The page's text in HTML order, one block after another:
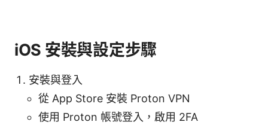
iOS 安裝與設定步驟
安裝與登入
從 App Store 安裝 Proton VPN
使用 Proton 帳號登入，啟用 2FA